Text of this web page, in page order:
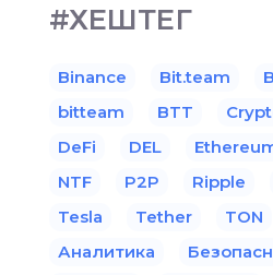
#ХЕШТЕГ
Binance Bit.team
bitteam
BTT
DeFi
DEL
NTF
P2P Ripple
Tesla
Tether TON
Аналитика